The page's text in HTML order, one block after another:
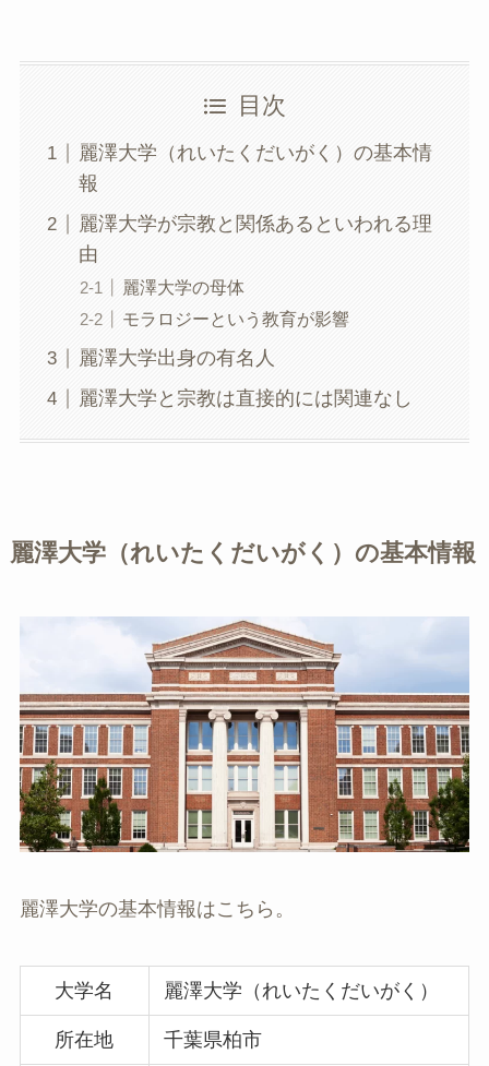
目次
麗澤大学（れいたくだいがく）の基本情
報
麗澤大学が宗教と関係あるといわれる理
由
麗澤大学の母体
モラロジーという教育が影響
麗澤大学出身の有名人
麗澤大学と宗教は直接的には関連なし
麗澤大学（れいたくだいがく）の基本情報
麗澤大学の基本情報はこちら。
大学名 麗澤大学（れいたくだいがく）
所在地 千葉県柏市